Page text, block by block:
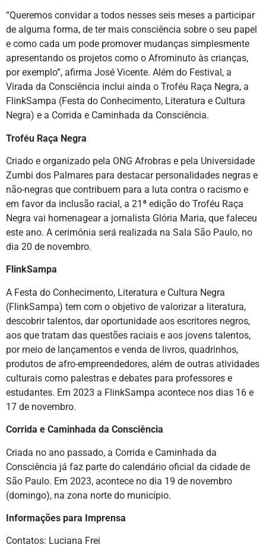
“Queremos convidar a todos nesses seis meses a participar
de alguma forma, de ter mais consciência sobre o seu papel
e como cada um pode promover mudanças simplesmente
apresentando os projetos como o Afrominuto às crianças,
por exemplo”, afirma José Vicente. Além do Festival, a
Virada da Consciência inclui ainda o Troféu Raça Negra, a
FlinkSampa (Festa do Conhecimento, Literatura e Cultura
Negra) e a Corrida e Caminhada da Consciência.
Troféu Raça Negra
Criado e organizado pela ONG Afrobras e pela Universidade
Zumbi dos Palmares para destacar personalidades negras e
não-negras que contribuem para a luta contra o racismo e
em favor da inclusão racial, a 21ª edição do Troféu Raça
Negra vai homenagear a jornalista Glória Maria, que faleceu
este ano. A cerimônia será realizada na Sala São Paulo, no
dia 20 de novembro.
FlinkSampa
A Festa do Conhecimento, Literatura e Cultura Negra
(FlinkSampa) tem com o objetivo de valorizar a literatura,
descobrir talentos, dar oportunidade aos escritores negros,
aos que tratam das questões raciais e aos jovens talentos,
por meio de lançamentos e venda de livros, quadrinhos,
produtos de afro-empreendedores, além de outras atividades
culturais como palestras e debates para professores e
estudantes. Em 2023 a FlinkSampa acontece nos dias 16 e
17 de novembro.
Corrida e Caminhada da Consciência
Criada no ano passado, a Corrida e Caminhada da
Consciência já faz parte do calendário oficial da cidade de
São Paulo. Em 2023, acontece no dia 19 de novembro
(domingo), na zona norte do município.
Informações para Imprensa
Contatos: Luciana Frei